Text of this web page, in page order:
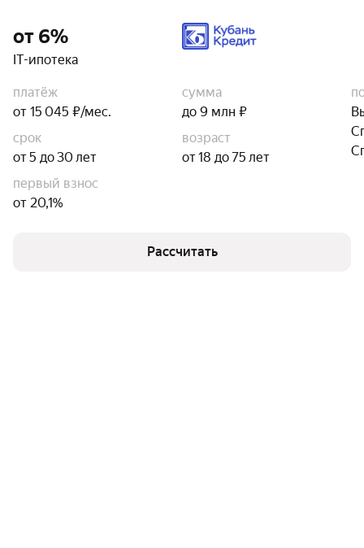
от 6%
IT-ипотека
платёж
от 15 045 ₽/мес.
сумма
до 9 млн ₽
срок
от 5 до 30 лет
возраст
от 18 до 75 лет
первый взнос
от 20,1%
Рассчитать